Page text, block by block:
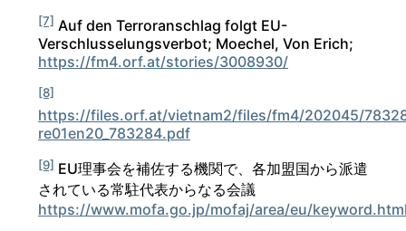
[7] Auf den Terroranschlag folgt EU-
Verschlusselungsverbot; Moechel, Von Erich;
https://fm4.orf.at/stories/3008930/
[8]
https://files.orf.at/vietnam2/files/fm4/202045/
re01en20_783284.pdf
[9] EU理事会を補佐する機関で、各加盟国から派遣
されている常駐代表からなる会議
https://www.mofa.go.jp/mofaj/area/eu/